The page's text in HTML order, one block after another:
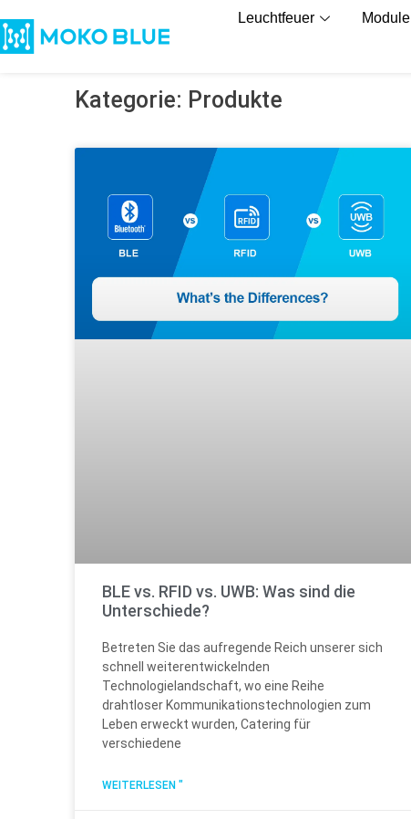
Leuchtfeuer Module
Kategorie: Produkte
BLE vs. RFID vs. UWB: Was sind die
Unterschiede?
Betreten Sie das aufregende Reich unserer sich
schnell weiterentwickelnden
Technologielandschaft, wo eine Reihe
drahtloser Kommunikationstechnologien zum
Leben erweckt wurden, Catering für
verschiedene
WEITERLESEN "